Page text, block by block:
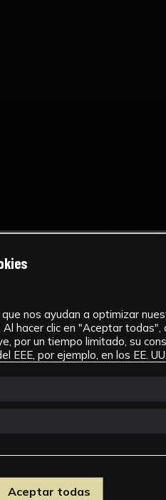
nos ayudan a optimizar
hacer clic en "Aceptar
por un tiempo limitado, su
por ejemplo, en los EE. UU.
Aceptar todas